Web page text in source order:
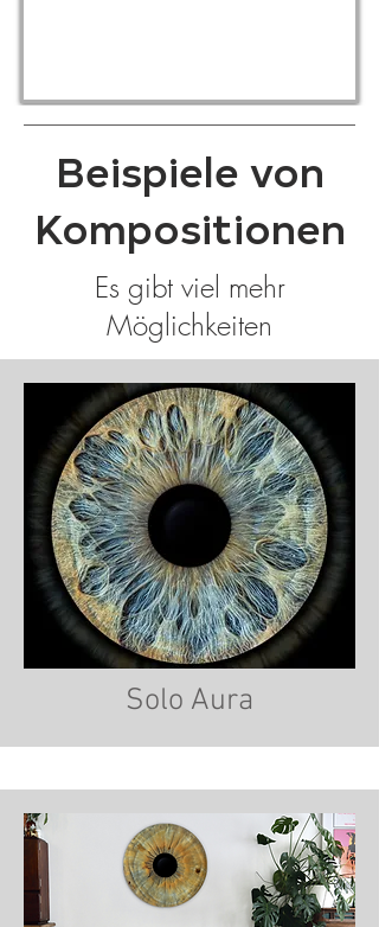
Beispiele von
Kompositionen
Es gibt viel mehr
Möglichkeiten
Solo Aura